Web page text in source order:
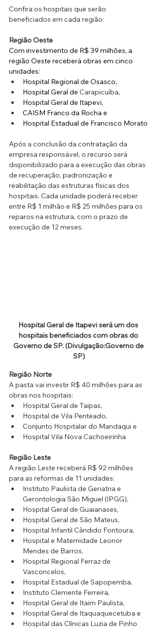
Confira os hospitais que serão
beneficiados em cada região:
Região Oeste
Com investimento de R$ 39 milhões, a
região Oeste receberá obras em cinco
unidades:
Hospital Regional de Osasco,
Hospital Geral de Carapicuíba,
Hospital Geral de Itapevi,
CAISM Franco da Rocha e
Hospital Estadual de Francisco Morato
Após a conclusão da contratação da
empresa responsável, o recurso será
disponibilizado para a execução das obras
de recuperação, padronização e
reabilitação das estruturas físicas dos
hospitais. Cada unidade poderá receber
entre R$ 1 milhão e R$ 25 milhões para os
reparos na estrutura, com o prazo de
execução de 12 meses.
Hospital Geral de Itapevi será um dos
hospitais beneficiados com obras do
Governo de SP. (Divulgação:Governo de
SP)
Região Norte
A pasta vai investir R$ 40 milhões para as
obras nos hospitais:
Hospital Geral de Taipas,
Hospital de Vila Penteado,
Conjunto Hospitalar do Mandaqui e
Hospital Vila Nova Cachoeirinha
Região Leste
A região Leste receberá R$ 92 milhões
para as reformas de 11 unidades:
Instituto Paulista de Geriatria e
Gerontologia São Miguel (IPGG),
Hospital Geral de Guaianases,
Hospital Geral de São Mateus,
Hospital Infantil Cândido Fontoura,
Hospital e Maternidade Leonor
Mendes de Barros,
Hospital Regional Ferraz de
Vasconcelos,
Hospital Estadual de Sapopemba,
Instituto Clemente Ferreira,
Hospital Geral de Itaim Paulista,
Hospital Geral de Itaquaquecetuba e
Hospital das Clínicas Luzia de Pinho